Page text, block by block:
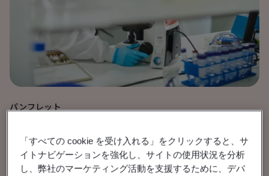
パンフレット
MDR第117条
「すべての cookie を受け入れる」をクリックすると、サ
イトナビゲーションを強化し、サイトの使用状況を分析
し、弊社のマーケティング活動を支援するために、デバ